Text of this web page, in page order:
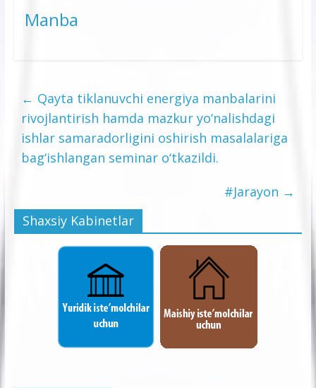
Manba
← Qayta tiklanuvchi energiya manbalarini
rivojlantirish hamda mazkur yo‘nalishdagi
ishlar samaradorligini oshirish masalalariga
bag‘ishlangan seminar o‘tkazildi.
#Jarayon →
Shaxsiy Kabinetlar